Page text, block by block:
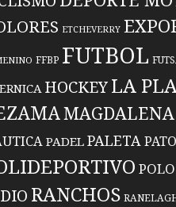
ETCHEVERRY
FFBP FUTBOL
HOCKEYLA
MAGDALENA
PADEL PALETAPATO
POLO
RANCHOS